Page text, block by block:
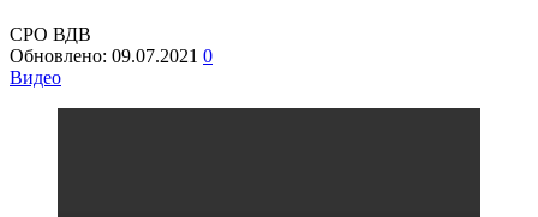
СРО ВДВ
Обновлено: 09.07.2021 0
Видео